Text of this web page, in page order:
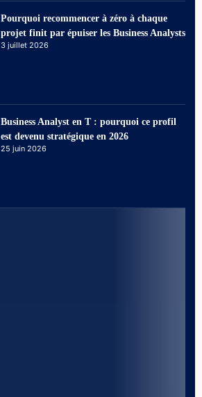
Pourquoi recommencer à zéro à chaque
projet finit par épuiser les Business Analysts
3 juillet 2026
Business Analyst en T : pourquoi ce profil
est devenu stratégique en 2026
25 juin 2026